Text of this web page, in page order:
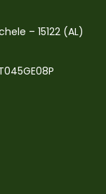
– 15122 (AL)